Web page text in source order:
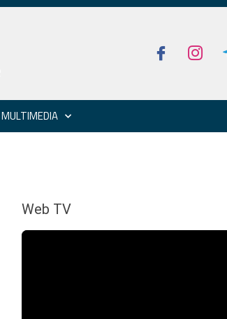
MULTIMEDIA
Web TV